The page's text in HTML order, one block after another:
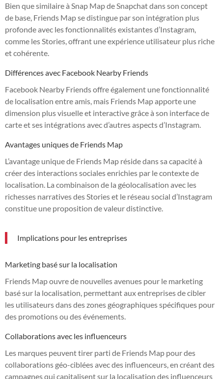
Bien que similaire à Snap Map de Snapchat dans son concept
de base, Friends Map se distingue par son intégration plus
profonde avec les fonctionnalités existantes d’Instagram,
comme les Stories, offrant une expérience utilisateur plus riche
et cohérente.
Différences avec Facebook Nearby Friends
Facebook Nearby Friends offre également une fonctionnalité
de localisation entre amis, mais Friends Map apporte une
dimension plus visuelle et interactive grâce à son interface de
carte et ses intégrations avec d’autres aspects d’Instagram.
Avantages uniques de Friends Map
L’avantage unique de Friends Map réside dans sa capacité à
créer des interactions sociales enrichies par le contexte de
localisation. La combinaison de la géolocalisation avec les
richesses narratives des Stories et le réseau social d’Instagram
constitue une proposition de valeur distinctive.
Implications pour les entreprises
Marketing basé sur la localisation
Friends Map ouvre de nouvelles avenues pour le marketing
basé sur la localisation, permettant aux entreprises de cibler
les utilisateurs dans des zones géographiques spécifiques pour
des promotions ou des événements.
Collaborations avec les influenceurs
Les marques peuvent tirer parti de Friends Map pour des
collaborations géo-ciblées avec des influenceurs, en créant des
campagnes qui capitalisent sur la localisation des influenceurs